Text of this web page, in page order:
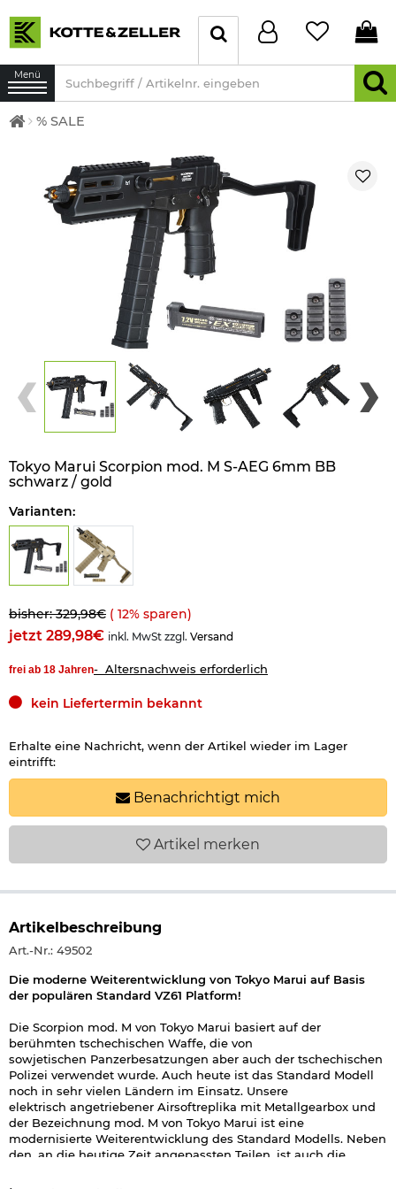
Menü
% SALE
Tokyo Marui Scorpion mod. M S-AEG 6mm BB
schwarz / gold
Varianten:
bisher: 329,98€ ( 12% sparen)
jetzt 289,98€ inkl. MwSt zzgl. Versand
frei ab 18 Jahren- Altersnachweis erforderlich
kein Liefertermin bekannt
Erhalte eine Nachricht, wenn der Artikel wieder im Lager
eintrifft:
Benachrichtigt mich
Artikel merken
Artikelbeschreibung
Art.-Nr.: 49502
Die moderne Weiterentwicklung von Tokyo Marui auf Basis
der populären Standard VZ61 Platform!
Die Scorpion mod. M von Tokyo Marui basiert auf der
berühmten tschechischen Waffe, die von
sowjetischen Panzerbesatzungen aber auch der tschechischen
Polizei verwendet wurde. Auch heute ist das Standard Modell
noch in sehr vielen Ländern im Einsatz. Unsere
elektrisch angetriebener Airsoftreplika mit Metallgearbox und
der Bezeichnung mod. M von Tokyo Marui ist eine
modernisierte Weiterentwicklung des Standard Modells. Neben
den, an die heutige Zeit angepassten Teilen, ist auch die